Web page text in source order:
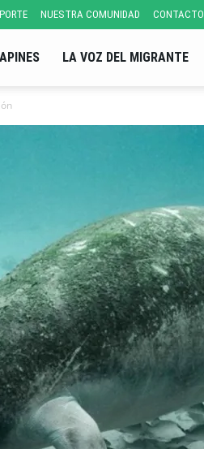
NUESTRA COMUNIDAD CONTACTO
LA VOZ DEL MIGRANTE